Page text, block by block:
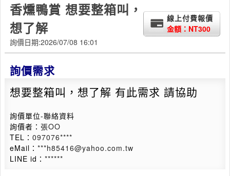
香燻鴨賞 想要整箱叫，
想了解
詢價日期:2026/07/08 16:01
線上付費報價
金額：NT300
詢價需求
想要整箱叫，想了解 有此需求 請協助
詢價單位-聯絡資料
詢價者： 張OO
TEL： 097076****
eMail： ***h85416@yahoo.com.tw
LINE id： ******